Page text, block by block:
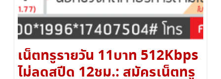
เน็ตทรูรายวัน 11บาท 512Kbps
ไม่ลดสปีด 12ชม.: สมัครเน็ตทรู